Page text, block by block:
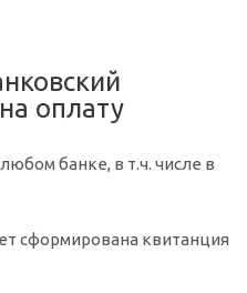
оплату
банке, в т.ч. числе в
сформирована квитанция